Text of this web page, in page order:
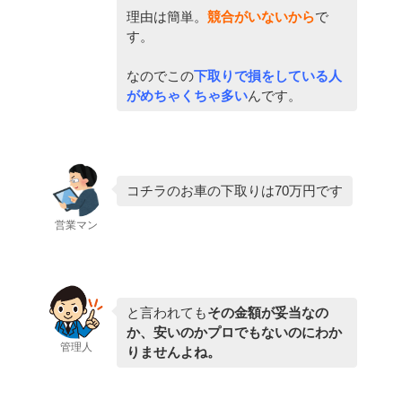
理由は簡単。 競合がいないからで
す。
なのでこの下取りで損をしている人
がめちゃくちゃ多いんです。
営業マン
コチラのお車の下取りは70万円です
管理人
と言われてもその金額が妥当なの
か、安いのかプロでもないのにわか
りませんよね。